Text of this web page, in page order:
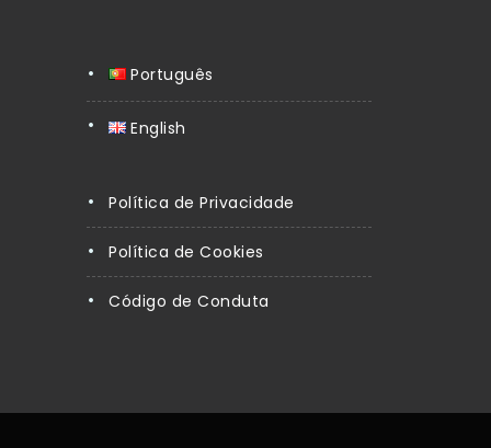
Português
English
Política de Privacidade
Política de Cookies
Código de Conduta